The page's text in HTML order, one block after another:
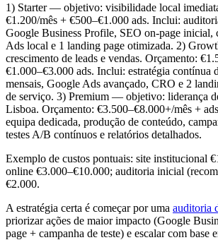
1) Starter — objetivo: visibilidade local
€1.200/mês + €500–€1.000 ads. Inclui:
Google Business Profile, SEO on-page inicial,
Ads local e 1 landing page otimizada. 2)
crescimento de leads e vendas. Orçamento:
€1.000–€3.000 ads. Inclui: estratégia contínua
mensais, Google Ads avançado, CRO e 2
de serviço. 3) Premium — objetivo: liderança
Lisboa. Orçamento: €3.500–€8.000+/mês +
equipa dedicada, produção de conteúdo,
testes A/B contínuos e relatórios detalhados.
Exemplo de custos pontuais: site institucional
online €3.000–€10.000; auditoria inicial
€2.000.
A estratégia certa é começar por uma auditoria
priorizar ações de maior impacto (Google
page + campanha de teste) e escalar com base